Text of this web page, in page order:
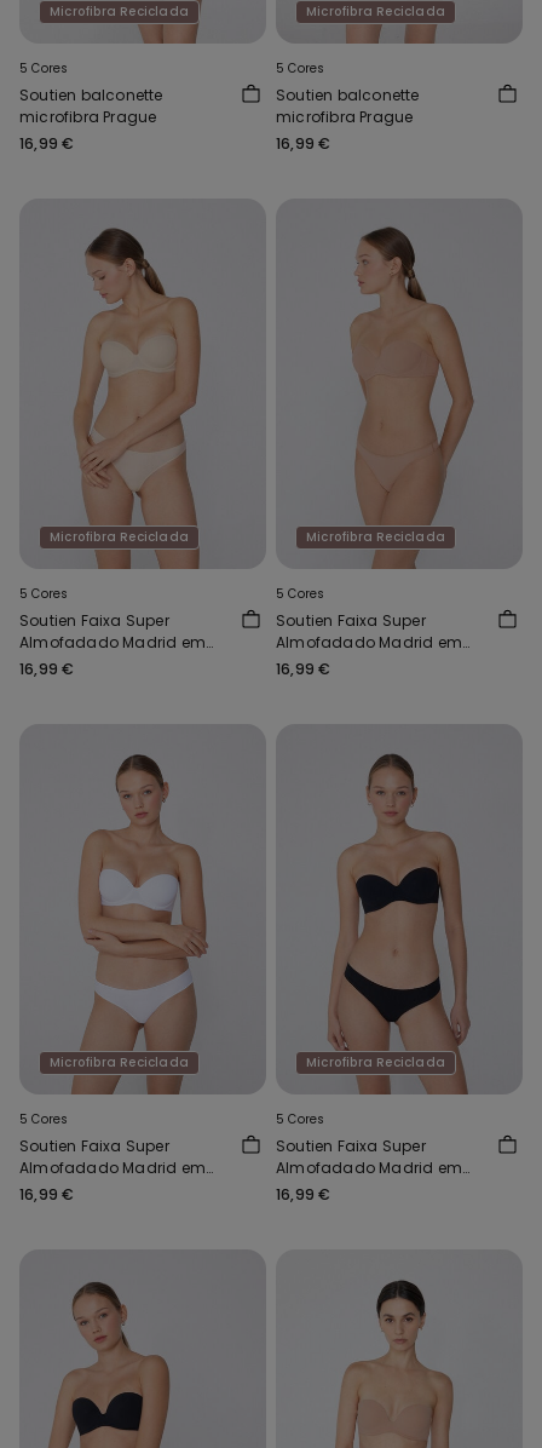
Microfibra Reciclada
5 Cores
Soutien balconette
microfibra Prague
16,99 €
Microfibra Reciclada
5 Cores
Soutien balconette
microfibra Prague
16,99 €
Microfibra Reciclada
5 Cores
Soutien Faixa Super
Almofadado Madrid em
Microfibra Reciclada
16,99 €
Microfibra Reciclada
5 Cores
Soutien Faixa Super
Almofadado Madrid em
Microfibra Reciclada
16,99 €
Microfibra Reciclada
5 Cores
Soutien Faixa Super
Almofadado Madrid em
Microfibra Reciclada
16,99 €
Microfibra Reciclada
5 Cores
Soutien Faixa Super
Almofadado Madrid em
Microfibra Reciclada
16,99 €